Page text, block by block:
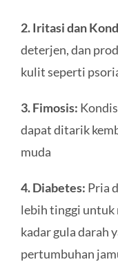
2. Iritasidan
deterjen, dan
kulit seperti
3. Fimosis:
dapat ditarik
muda
4. Diabetes: Pria
lebih tinggi untuk
kadar gula darah
pertumbuhan